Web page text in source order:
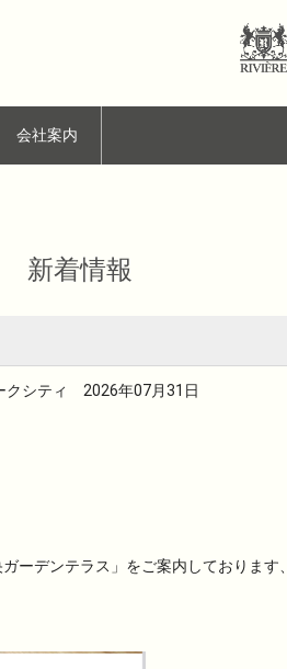
会社案内
新着情報
クシティ 2026年07月31日
ーデンテラス」をご案内しております、